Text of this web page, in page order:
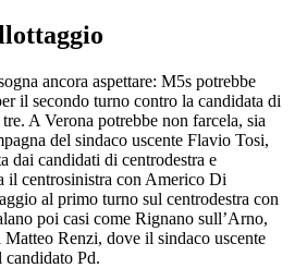
ancora aspettare: M5s potrebbe
il secondo turno contro la candidata di
A Verona potrebbe non farcela, sia
del sindaco uscente Flavio Tosi,
dai candidati di centrodestra e
il centrosinistra con Americo Di
al primo turno sul centrodestra con
poi casi come Rignano sull’Arno,
Renzi, dove il sindaco uscente
Pd.